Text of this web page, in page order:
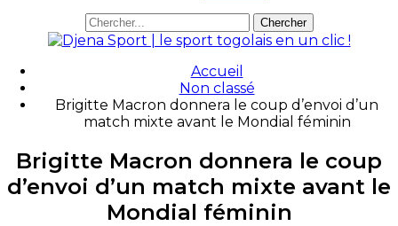
Accueil
Non classé
Brigitte Macron donnera le coup d’envoi d’un
match mixte avant le Mondial féminin
Brigitte Macron donnera le coup
d’envoi d’un match mixte avant le
Mondial féminin